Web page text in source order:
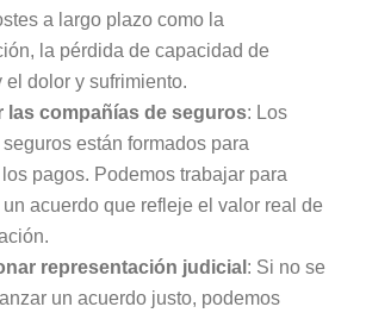
a largo plazo como la
la pérdida de capacidad de
el dolor y sufrimiento.
las compañías de seguros: Los
están formados para
pagos. Podemos trabajar para
acuerdo que refleje el valor real de
representación judicial : Si no se
un acuerdo justo, podemos